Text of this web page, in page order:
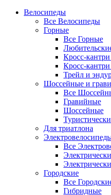
Велосипеды
Все Велосипеды
Горные
Все Горные
Кросс-
Кросс-
Трейл и
Шоссейные и
Все
Гравийные
Шоссейные
Для триатлона
Все
Городские
Все
Гибридные